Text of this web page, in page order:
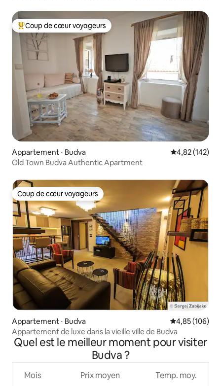
Coups de cœur voyageurs les plus appréciés
Coup de cœur voyageurs
Appartement ⋅ Budva Évaluation
4,82 (142)
Old Town Budva Authentic Apartment
Coup de cœur voyageurs
Coup de cœur voyageurs
Appartement ⋅ Budva Évaluation
4,85 (106)
Appartement de luxe dans la vieille ville de Budva
Quel est le meilleur moment pour visiter
Budva ?
Mois Prix moyen Temp. moy.